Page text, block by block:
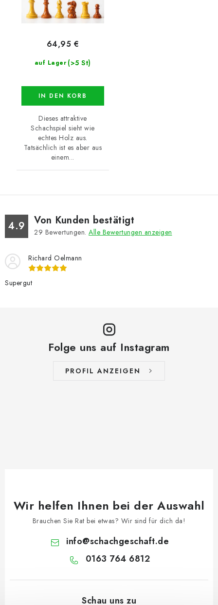
auf Lager (>5 St)
64,95 €
IN DEN KORB
Dieses attraktive
Schachspiel sieht wie
echtes Holz aus.
Tatsächlich ist es aber aus
einem...
4.9 Von Kunden bestätigt
29 Bewertungen. Alle Bewertungen anzeigen
Richard Oelmann
Supergut
Folge uns auf Instagram
PROFIL ANZEIGEN
Wir helfen Ihnen bei der Auswahl
Brauchen Sie Rat bei etwas? Wir sind für dich da!
info@schachgeschaft.de
0163 764 6812